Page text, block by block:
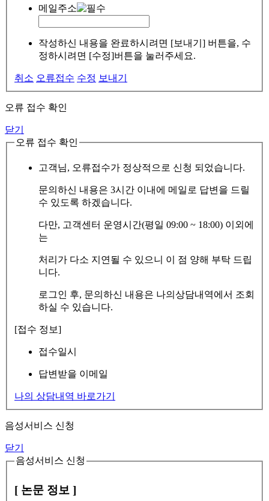
메일주소
작성하신 내용을 완료하시려면 [보내기] 버튼을, 수
정하시려면 [수정]버튼을 눌러주세요.
취소 오류접수 수정 보내기
오류 접수 확인
닫기
오류 접수 확인
고객님, 오류접수가 정상적으로 신청 되었습니다.
문의하신 내용은 3시간 이내에 메일로 답변을 드릴
수 있도록 하겠습니다.
다만, 고객센터 운영시간(평일 09:00 ~ 18:00) 이외에
는
처리가 다소 지연될 수 있으니 이 점 양해 부탁 드립
니다.
로그인 후, 문의하신 내용은 나의상담내역에서 조회
하실 수 있습니다.
[접수 정보]
접수일시
답변받을 이메일
나의 상담내역 바로가기
음성서비스 신청
닫기
음성서비스 신청
[ 논문 정보 ]